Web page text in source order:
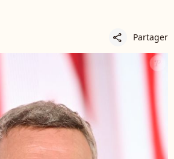
share Partager